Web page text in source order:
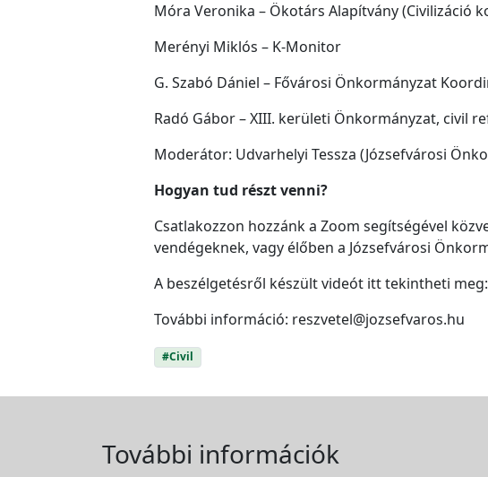
Móra Veronika – Ökotárs Alapítvány (Civilizáció
Merényi Miklós – K-Monitor
G. Szabó Dániel – Fővárosi Önkormányzat
Radó Gábor – XIII. kerületi Önkormányzat, civil
Moderátor: Udvarhelyi Tessza (Józsefvárosi
Hogyan tud részt venni?
Csatlakozzon hozzánk a Zoom segítségével
vendégeknek, vagy élőben a Józsefvárosi
A beszélgetésről készült videót itt tekintheti meg:
További információ: reszvetel@jozsefvaros.hu
#Civil
További információk